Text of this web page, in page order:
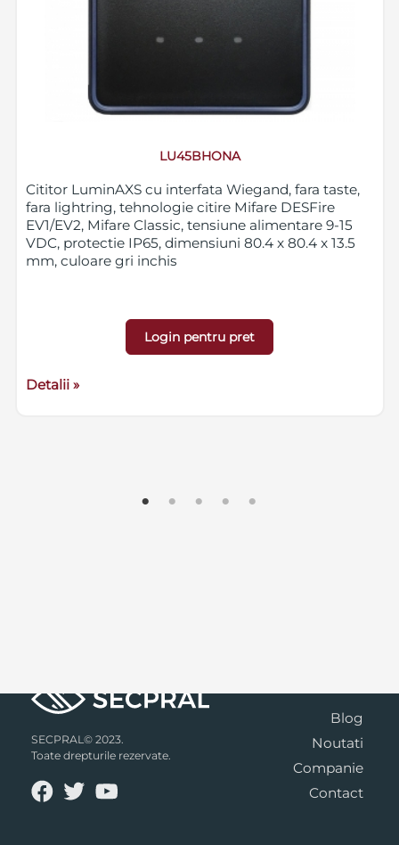
LU45BHONA
Cititor LuminAXS cu interfata Wiegand, fara taste,
fara lightring, tehnologie citire Mifare DESFire
EV1/EV2, Mifare Classic, tensiune alimentare 9-15
VDC, protectie IP65, dimensiuni 80.4 x 80.4 x 13.5
mm, culoare gri inchis
Login pentru pret
Detalii »
SECPRAL© 2023.
Toate drepturile rezervate.
Blog
Noutati
Companie
Contact